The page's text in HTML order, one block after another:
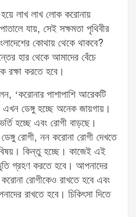
লাখ লাখ লোক করোনায়
যায়, সেই সক্ষমতা পৃথিবীর
কোথায় থেকে থাকবে?
হার থেকে আমাদের বেঁচে
রক্ষা করতে হবে।
‘করোনার পাশাপাশি আরেকটি
ডেঙ্গু হচ্ছে অনেক জায়গায়।
হচ্ছে এবং রোগী বাড়ছে।
রোগী, নন করোনা রোগী দেখতে
কিন্তু হচ্ছে। কাজেই এই
গ্রহণ করতে হবে। আপনাদের
রোগীকেও রাখতে হবে এবং
রাখতে হবে। চিকিৎসা দিতে